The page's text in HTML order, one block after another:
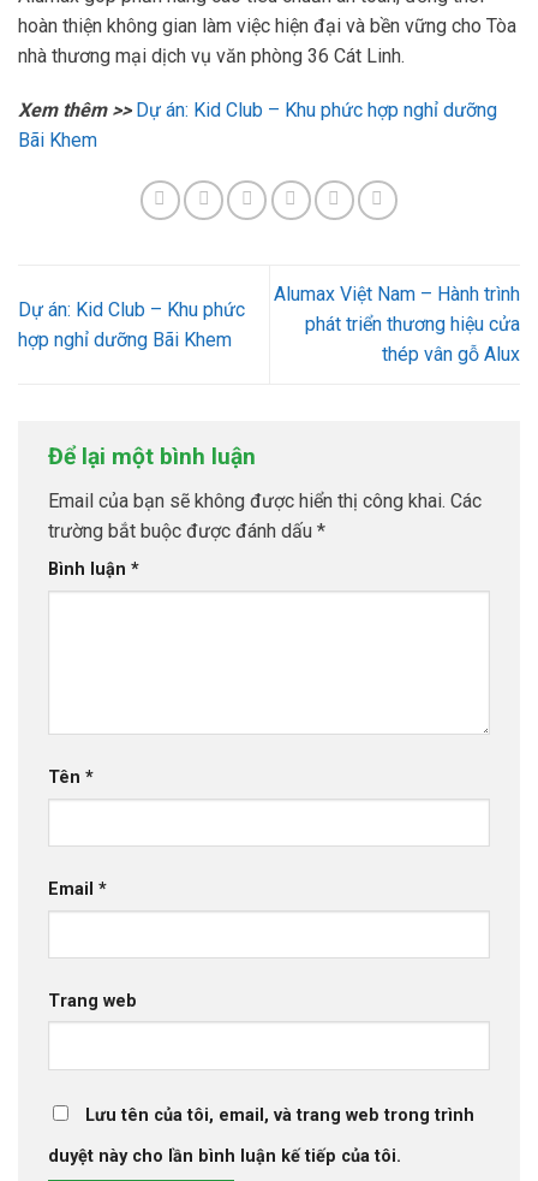
hoàn thiện không gian làm việc hiện đại và bền vững cho Tòa
nhà thương mại dịch vụ văn phòng 36 Cát Linh.
Xem thêm >> Dự án: Kid Club – Khu phức hợp nghỉ dưỡng
Bãi Khem
Dự án: Kid Club – Khu phức
hợp nghỉ dưỡng Bãi Khem
Alumax Việt Nam – Hành trình
phát triển thương hiệu cửa
thép vân gỗ Alux
Để lại một bình luận
Email của bạn sẽ không được hiển thị công khai. Các
trường bắt buộc được đánh dấu *
Bình luận *
Tên *
Email *
Trang web
Lưu tên của tôi, email, và trang web trong trình
duyệt này cho lần bình luận kế tiếp của tôi.